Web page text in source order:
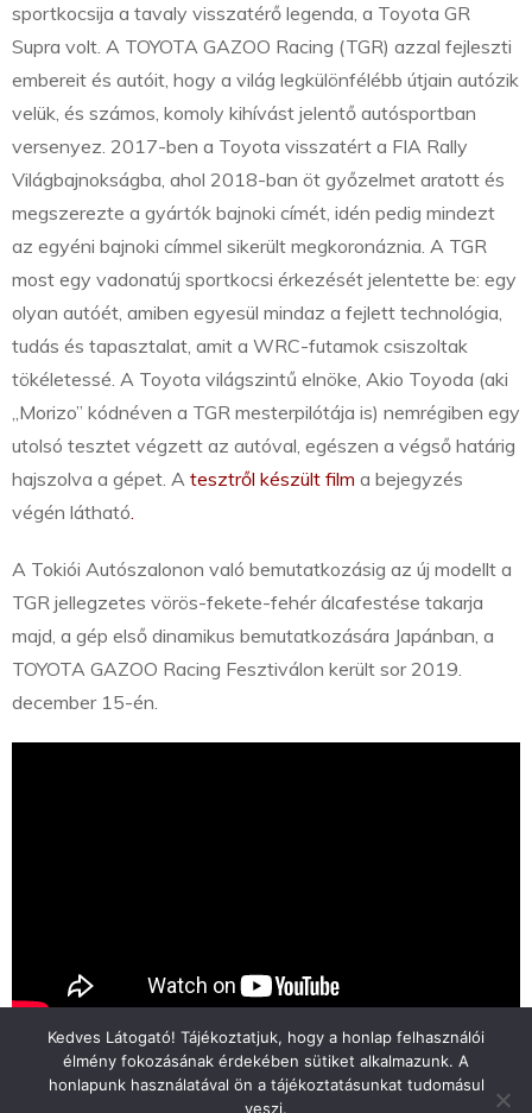
sportkocsija a tavaly visszatérő legenda, a Toyota GR
Supra volt. A TOYOTA GAZOO Racing (TGR) azzal fejleszti
embereit és autóit, hogy a világ legkülönfélébb útjain autózik
velük, és számos, komoly kihívást jelentő autósportban
versenyez. 2017-ben a Toyota visszatért a FIA Rally
Világbajnokságba, ahol 2018-ban öt győzelmet aratott és
megszerezte a gyártók bajnoki címét, idén pedig mindezt
az egyéni bajnoki címmel sikerült megkoronáznia. A TGR
most egy vadonatúj sportkocsi érkezését jelentette be: egy
olyan autóét, amiben egyesül mindaz a fejlett technológia,
tudás és tapasztalat, amit a WRC-futamok csiszoltak
tökéletessé. A Toyota világszintű elnöke, Akio Toyoda (aki
„Morizo” kódnéven a TGR mesterpilótája is) nemrégiben egy
utolsó tesztet végzett az autóval, egészen a végső határig
hajszolva a gépet. A tesztről készült film a bejegyzés
végén látható.
A Tokiói Autószalonon való bemutatkozásig az új modellt a
TGR jellegzetes vörös-fekete-fehér álcafestése takarja
majd, a gép első dinamikus bemutatkozására Japánban, a
TOYOTA GAZOO Racing Fesztiválon került sor 2019.
december 15-én.
Kedves Látogató! Tájékoztatjuk, hogy a honlap felhasználói
élmény fokozásának érdekében sütiket alkalmazunk. A
honlapunk használatával ön a tájékoztatásunkat tudomásul
veszi.